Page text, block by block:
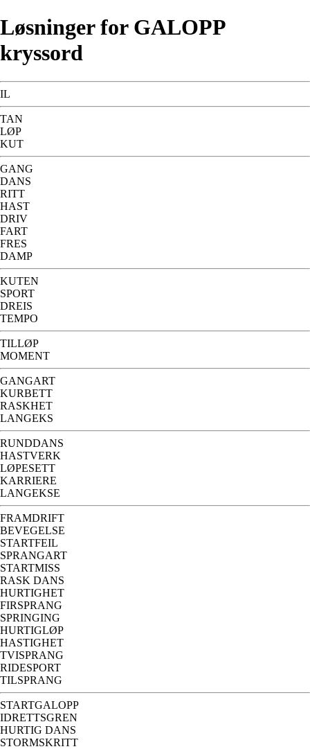
Løsninger for GALOPP
kryssord
IL
TAN
LØP
KUT
GANG
DANS
RITT
HAST
DRIV
FART
FRES
DAMP
KUTEN
SPORT
DREIS
TEMPO
TILLØP
MOMENT
GANGART
KURBETT
RASKHET
LANGEKS
RUNDDANS
HASTVERK
LØPESETT
KARRIERE
LANGEKSE
FRAMDRIFT
BEVEGELSE
STARTFEIL
SPRANGART
STARTMISS
RASK DANS
HURTIGHET
FIRSPRANG
SPRINGING
HURTIGLØP
HASTIGHET
TVISPRANG
RIDESPORT
TILSPRANG
STARTGALOPP
IDRETTSGREN
HURTIG DANS
STORMSKRITT